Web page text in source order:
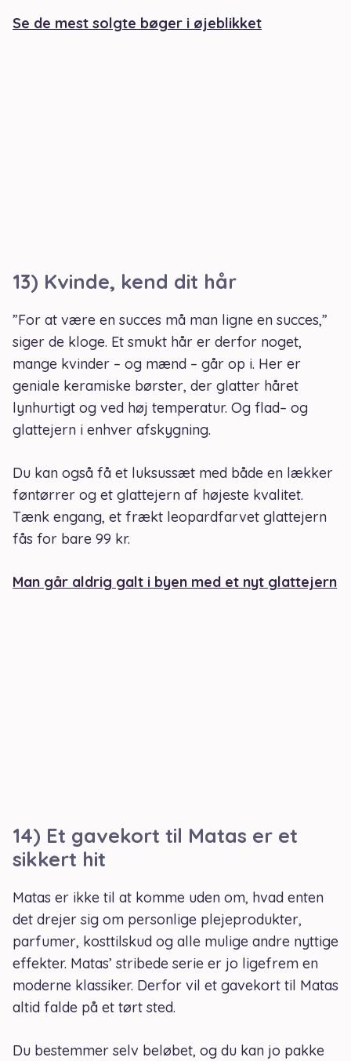
Se de mest solgte bøger i øjeblikket
13) Kvinde, kend dit hår
”For at være en succes må man ligne en succes,”
siger de kloge. Et smukt hår er derfor noget,
mange kvinder – og mænd – går op i. Her er
geniale keramiske børster, der glatter håret
lynhurtigt og ved høj temperatur. Og flad– og
glattejern i enhver afskygning.
Du kan også få et luksussæt med både en lækker
føntørrer og et glattejern af højeste kvalitet.
Tænk engang, et frækt leopardfarvet glattejern
fås for bare 99 kr.
Man går aldrig galt i byen med et nyt glattejern
14) Et gavekort til Matas er et
sikkert hit
Matas er ikke til at komme uden om, hvad enten
det drejer sig om personlige plejeprodukter,
parfumer, kosttilskud og alle mulige andre nyttige
effekter. Matas’ stribede serie er jo ligefrem en
moderne klassiker. Derfor vil et gavekort til Matas
altid falde på et tørt sted.
Du bestemmer selv beløbet, og du kan jo pakke